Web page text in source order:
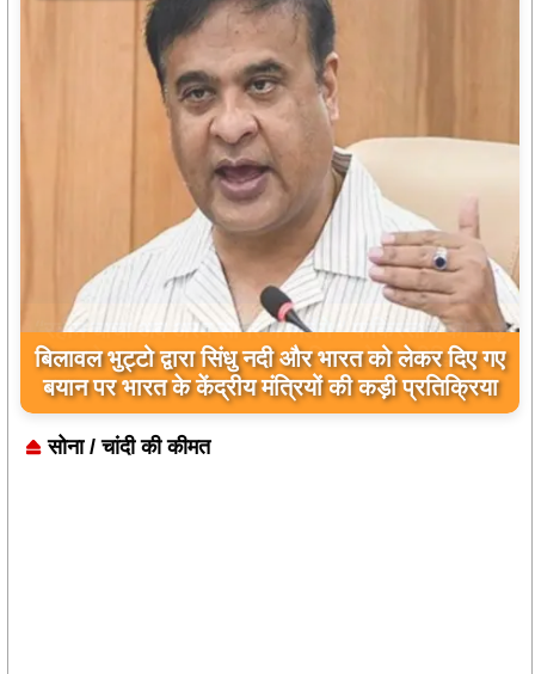
बिलावल भुट्टो द्वारा सिंधु नदी और भारत को लेकर दिए गए
बयान पर भारत के केंद्रीय मंत्रियों की कड़ी प्रतिक्रिया
सोना / चांदी की कीमत